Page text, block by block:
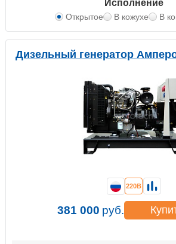
Исполнение
Открытое В кожухе В
Дизельный генератор
220В
381 000 руб.